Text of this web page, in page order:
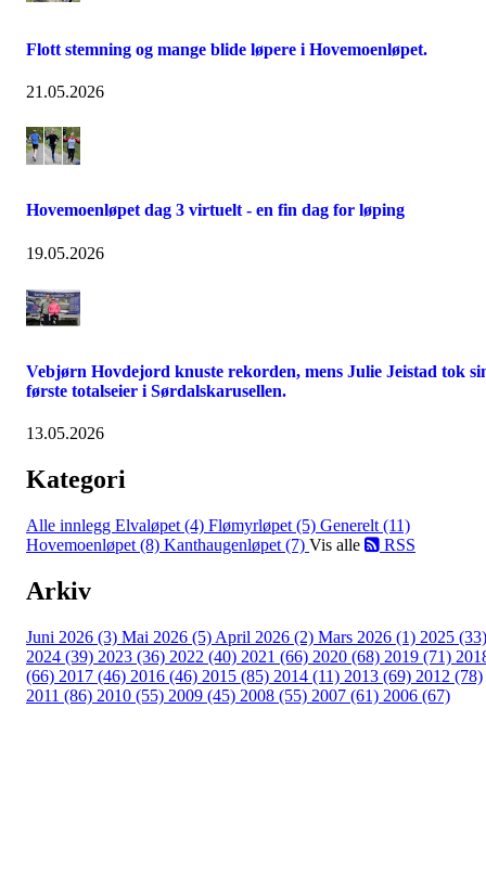
Flott stemning og mange blide løpere i Hovemoenløpet.
21.05.2026
Hovemoenløpet dag 3 virtuelt - en fin dag for løping
19.05.2026
Vebjørn Hovdejord knuste rekorden, mens Julie Jeistad tok
første totalseier i Sørdalskarusellen.
13.05.2026
Kategori
Alle innlegg Elvaløpet (4) Flømyrløpet (5) Generelt (11)
Hovemoenløpet (8) Kanthaugenløpet (7) Vis alle RSS
Arkiv
Juni 2026 (3) Mai 2026 (5) April 2026 (2) Mars 2026 (1) 2025 (33)
2024 (39) 2023 (36) 2022 (40) 2021 (66) 2020 (68) 2019 (71)
(66) 2017 (46) 2016 (46) 2015 (85) 2014 (11) 2013 (69) 2012 (78)
2011 (86) 2010 (55) 2009 (45) 2008 (55) 2007 (61) 2006 (67)